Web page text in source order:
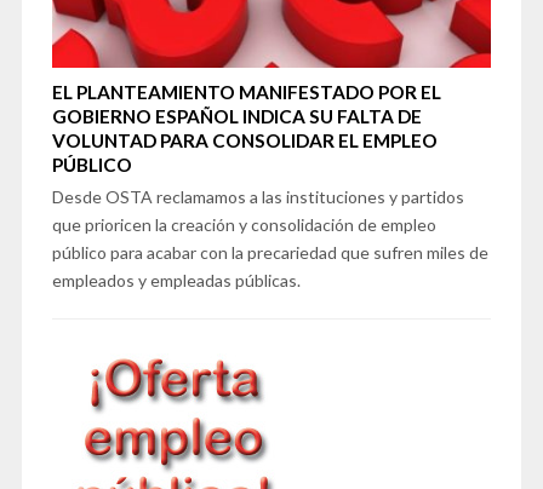
EL PLANTEAMIENTO MANIFESTADO POR EL
GOBIERNO ESPAÑOL INDICA SU FALTA DE
VOLUNTAD PARA CONSOLIDAR EL EMPLEO
PÚBLICO
Desde OSTA reclamamos a las instituciones y partidos
que prioricen la creación y consolidación de empleo
público para acabar con la precariedad que sufren miles de
empleados y empleadas públicas.